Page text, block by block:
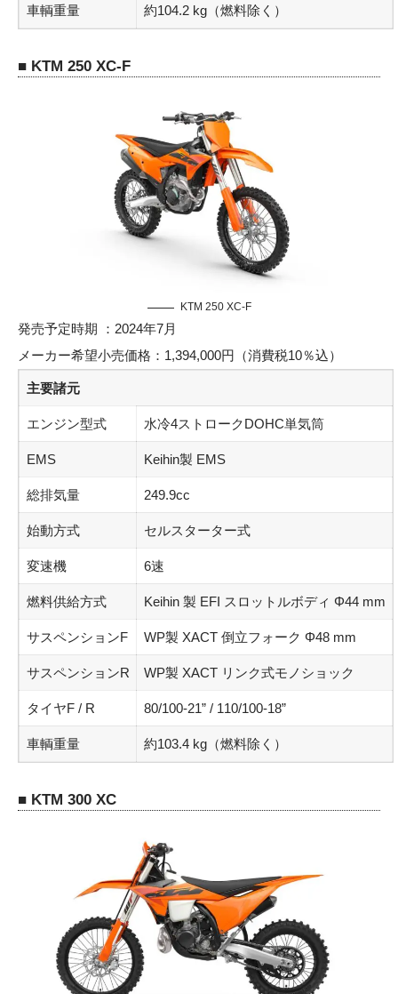
車輌重量 約104.2 kg（燃料除く）
■ KTM 250 XC-F
KTM 250 XC-F
発売予定時期 ：2024年7月
メーカー希望小売価格：1,394,000円（消費税10％込）
主要諸元
エンジン型式 水冷4ストロークDOHC単気筒
EMS Keihin製 EMS
総排気量 249.9cc
始動方式 セルスターター式
変速機 6速
燃料供給方式 Keihin 製 EFI スロットルボディ Φ44 mm
サスペンションF WP製 XACT 倒立フォーク Φ48 mm
サスペンションR WP製 XACT リンク式モノショック
タイヤF / R 80/100-21” / 110/100-18”
車輌重量 約103.4 kg（燃料除く）
■ KTM 300 XC